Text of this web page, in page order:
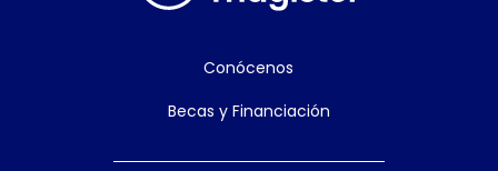
Conócenos
Becas y Financiación